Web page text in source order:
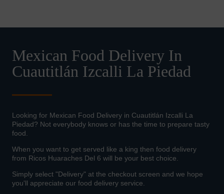
Mexican Food Delivery In
Cuautitlán Izcalli La Piedad
Looking for Mexican Food Delivery in Cuautitlán Izcalli La
Piedad? Not everybody knows or has the time to prepare tasty
food.
When you want to get served like a king then food delivery
from Ricos Huaraches Del 6 will be your best choice.
Simply select "Delivery" at the checkout screen and we hope
you'll appreciate our food delivery service.